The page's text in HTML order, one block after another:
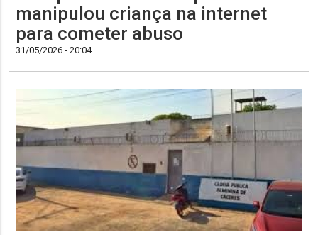
manipulou criança na internet
para cometer abuso
31/05/2026 - 20:04